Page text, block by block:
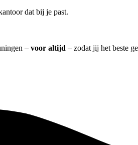
dat bij je past.
– voor altijd – zodat jij het beste